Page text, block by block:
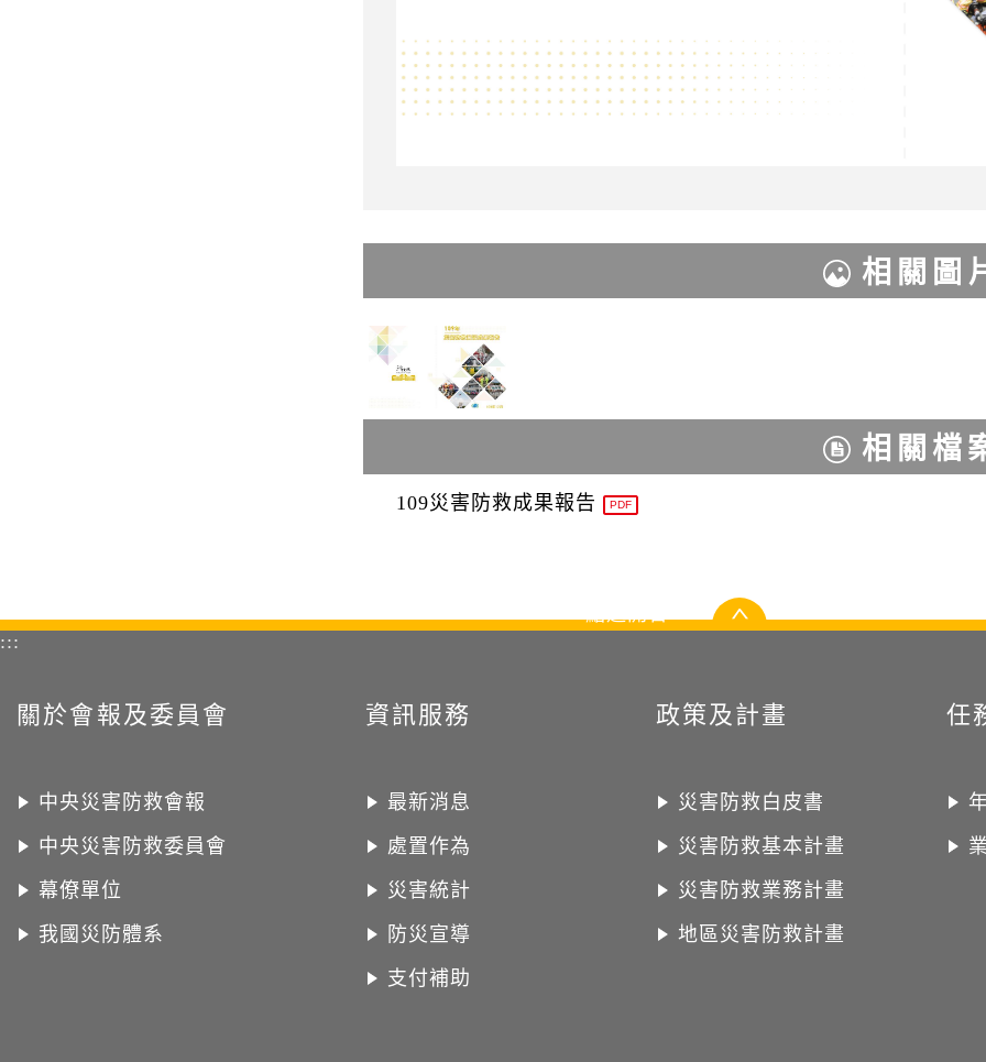
相關圖
相關檔
109災害防救成果報告 PDF
:::
關於會報及委員會
中央災害防救會報
中央災害防救委員會
幕僚單位
我國災防體系
資訊服務
最新消息
處置作為
災害統計
防災宣導
支付補助
政策及計畫
災害防救白皮書
災害防救基本計畫
災害防救業務計畫
地區災害防救計畫
任